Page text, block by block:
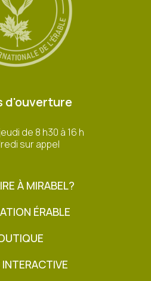
d'ouverture
de 8 h30 à 16 h
sur appel
À MIRABEL?
ÉRABLE